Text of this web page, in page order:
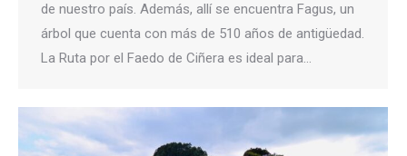
de nuestro país. Además, allí se encuentra Fagus, un
árbol que cuenta con más de 510 años de antigüedad.
La Ruta por el Faedo de Ciñera es ideal para…